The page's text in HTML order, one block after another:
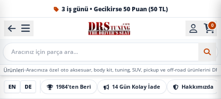
1984'ten beri Türkiye’nin en büyük oto aksesuar ve tuning
0
Mobil Arama
özel oto aksesuar, body kit, tuning, SUV, pickup ve off-road ürünlerini DRS Tuning’de
EN DE 1984'ten Beri 14 Gün Kolay İade Hakkımızda